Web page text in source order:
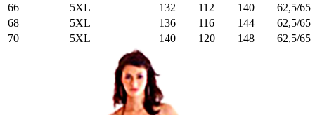
66
5XL 132 112 140
62,5/65
68
5XL 136 116 144
62,5/65
70
5XL 140 120 148 62,5/65